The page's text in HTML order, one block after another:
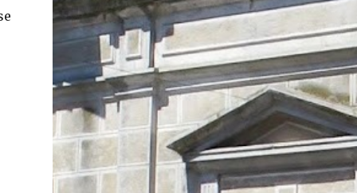
app especial, que va a permitir que a través
de pruebas de vida se asegure que la
persona es quien dice ser". Morales también
detalló, en el matinal "Mucho Gusto" de
Mega, las importantes medidas de
seguridad ...